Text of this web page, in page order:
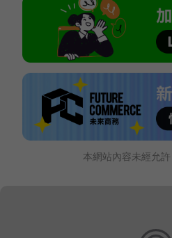
本網站內容未經允許